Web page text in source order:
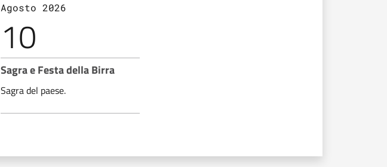
Agosto 2026
10
Sagra e Festa della Birra
Sagra del paese.